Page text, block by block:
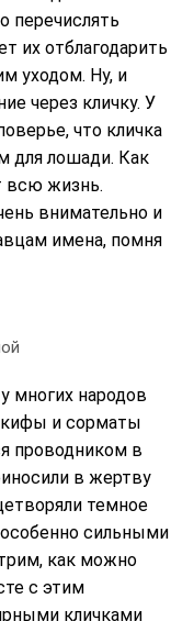
перечислять
их отблагодарить
уходом. Ну, и
через кличку. У
что кличка
для лошади. Как
всю жизнь.
внимательно и
имена, помня
многих народов
и сорматы
проводником в
в жертву
темное
сильными
как можно
с этим
кличками